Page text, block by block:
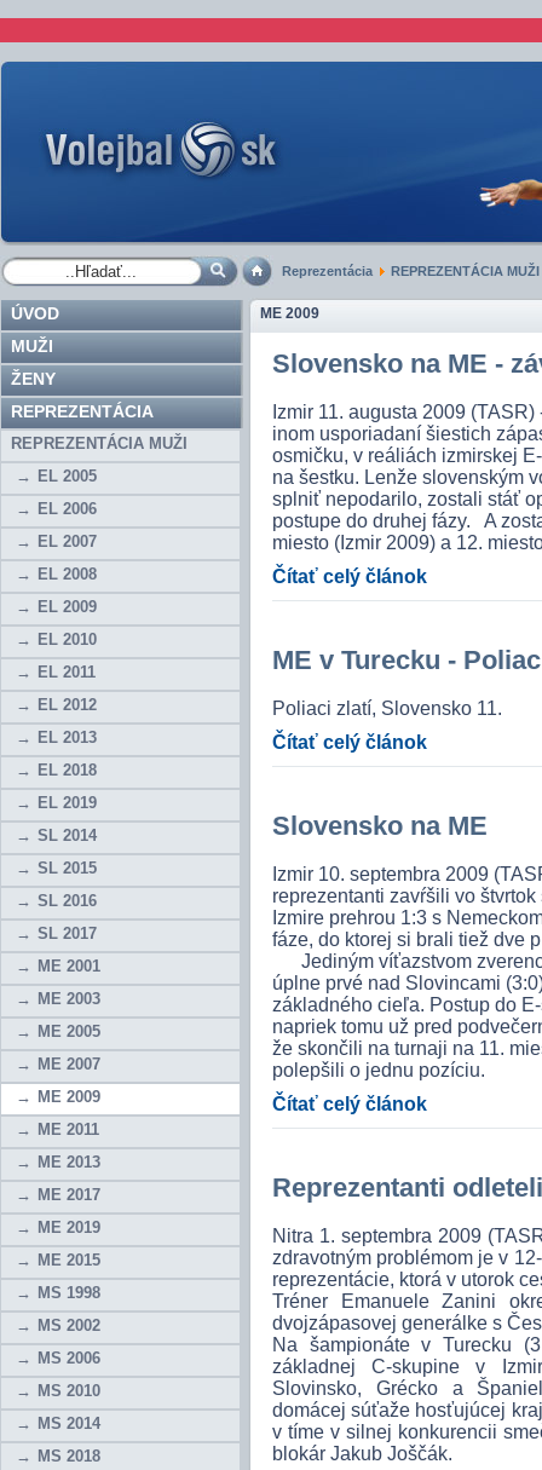
Reprezentácia REPREZENTÁCIA MUŽI
ÚVOD
MUŽI
ŽENY
REPREZENTÁCIA
REPREZENTÁCIA MUŽI
EL 2005
EL 2006
EL 2007
EL 2008
EL 2009
EL 2010
EL 2011
EL 2012
EL 2013
EL 2018
EL 2019
SL 2014
SL 2015
SL 2016
SL 2017
ME 2001
ME 2003
ME 2005
ME 2007
ME 2009
ME 2011
ME 2013
ME 2017
ME 2019
ME 2015
MS 1998
MS 2002
MS 2006
MS 2010
MS 2014
MS 2018
ME 2009
Slovensko na ME -
Izmir 11. augusta 2009
inom usporiadaní šiestich
osmičku, v reáliách izmirskej
na šestku. Lenže slovenským
splniť nepodarilo, zostali stáť
postupe do druhej fázy. A
miesto (Izmir 2009) a 12.
Čítať celý článok
ME v Turecku -
Poliaci zlatí, Slovensko 11.
Čítať celý článok
Slovensko na ME
Izmir 10. septembra 2009
reprezentanti zavŕšili vo
Izmire prehrou 1:3 s
fáze, do ktorej si brali tiež dve
Jediným víťazstvom
úplne prvé nad Slovincami
základného cieľa. Postup do
napriek tomu už pred
že skončili na turnaji na 11.
polepšili o jednu pozíciu.
Čítať celý článok
Reprezentanti
Nitra 1. septembra 2009
zdravotným problémom je v
reprezentácie, ktorá v utorok
Tréner Emanuele Zanini
dvojzápasovej generálke s
Na šampionáte v Turecku
základnej C-skupine v
Slovinsko, Grécko a
domácej súťaže hosťujúcej
v tíme v silnej konkurencii
blokár Jakub Joščák.